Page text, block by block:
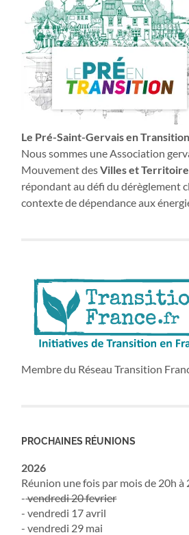
Le Pré-Saint-Gervais en
Nous sommes une Association
Mouvement desVilles et
répondant au défi du dérèglement
contexte de dépendance aux
Membre du Réseau Transition
PROCHAINES RÉUNIONS
2026
Réunion une fois par mois de 20h à
-vendredi 20 fevrier
- vendredi 17 avril
- vendredi 29 mai